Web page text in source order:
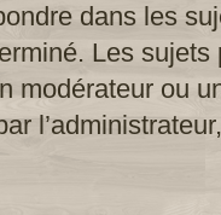
dans les
Les
modérateur ou